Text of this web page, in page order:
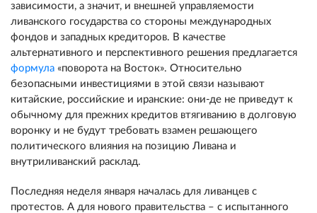
зависимости, а значит, и внешней управляемости
ливанского государства со стороны международных
фондов и западных кредиторов. В качестве
альтернативного и перспективного решения предлагается
формула «поворота на Восток». Относительно
безопасными инвестициями в этой связи называют
китайские, российские и иранские: они-де не приведут к
обычному для прежних кредитов втягиванию в долговую
воронку и не будут требовать взамен решающего
политического влияния на позицию Ливана и
внутриливанский расклад.
Последняя неделя января началась для ливанцев с
протестов. А для нового правительства – с испытанного